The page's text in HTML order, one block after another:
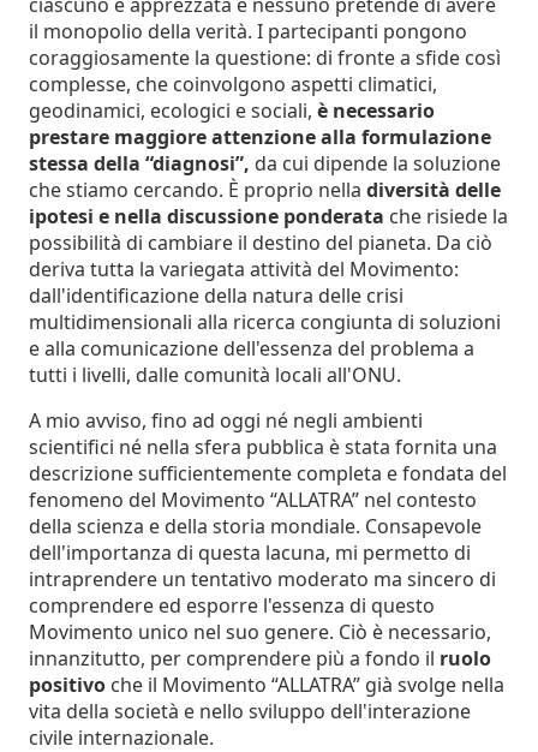
il monopolio della verità. I partecipanti pongono
coraggiosamente la questione: di fronte a sfide così
complesse, che coinvolgono aspetti climatici,
geodinamici, ecologici e sociali, è necessario
prestare maggiore attenzione alla formulazione
stessa della “diagnosi”, da cui dipende la soluzione
che stiamo cercando. È proprio nella diversità delle
ipotesi e nella discussione ponderata che risiede la
possibilità di cambiare il destino del pianeta. Da ciò
deriva tutta la variegata attività del Movimento:
dall'identificazione della natura delle crisi
multidimensionali alla ricerca congiunta di soluzioni
e alla comunicazione dell'essenza del problema a
tutti i livelli, dalle comunità locali all'ONU.
A mio avviso, fino ad oggi né negli ambienti
scientifici né nella sfera pubblica è stata fornita una
descrizione sufficientemente completa e fondata del
fenomeno del Movimento “ALLATRA” nel contesto
della scienza e della storia mondiale. Consapevole
dell'importanza di questa lacuna, mi permetto di
intraprendere un tentativo moderato ma sincero di
comprendere ed esporre l'essenza di questo
Movimento unico nel suo genere. Ciò è necessario,
innanzitutto, per comprendere più a fondo il ruolo
positivo che il Movimento “ALLATRA” già svolge nella
vita della società e nello sviluppo dell'interazione
civile internazionale.